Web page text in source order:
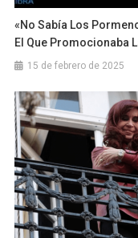
«No Sabía Los
El Que Promocionaba
15 de febrero de 2025